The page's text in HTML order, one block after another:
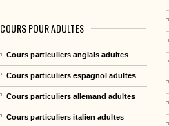
COURS POUR ADULTES
Cours particuliers anglais adultes
Cours particuliers espagnol adultes
Cours particuliers allemand adultes
Cours particuliers italien adultes